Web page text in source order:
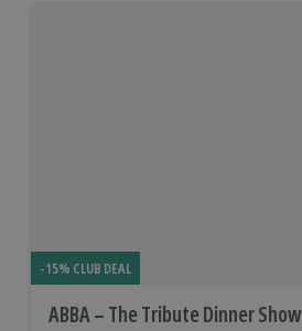
-15% CLUB DEAL
ABBA – The Tribute Dinner Show